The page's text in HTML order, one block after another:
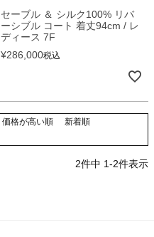
セーブル ＆ シルク100% リバ
ーシブル コート 着丈94cm / レ
ディース 7F
¥286,000税込
価格が高い順
新着順
2件中 1-2件表示